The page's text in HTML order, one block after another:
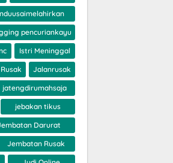
pencuriankayu
Istri Meninggal
Jalanrusak
jatengdirumahsaja
jebakan tikus
Darurat
Jembatan Rusak